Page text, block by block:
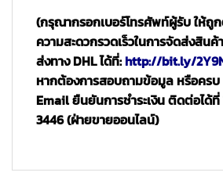
(กรุณากรอกเบอร์โทรศัพท์ผู้รับ ให้ถู
ความสะดวกรวดเร็วในการจัดส่งสินค้
ส่งทาง DHL ได้ที่:http://bit.ly/
หากต้องการสอบถามข้อมูล หรือครบ
Email ยืนยันการชำระเงิน ติดต่อได้ที่
3446 (ฝ่ายขายออนไลน์)